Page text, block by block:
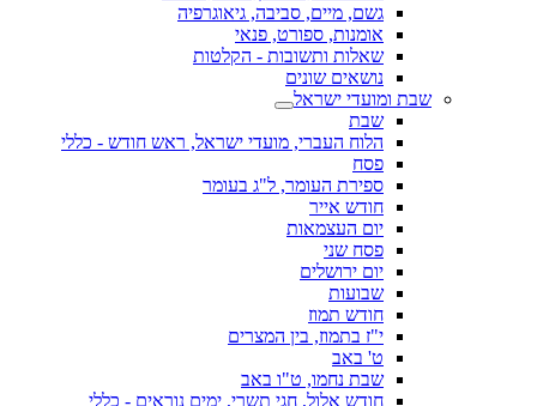
גשם, מיים, סביבה, גיאוגרפיה
אומנות, ספורט, פנאי
שאלות ותשובות - הקלטות
נושאים שונים
שבת ומועדי ישראל
שבת
הלוח העברי, מועדי ישראל, ראש חודש - כללי
פסח
ספירת העומר, ל"ג בעומר
חודש אייר
יום העצמאות
פסח שני
יום ירושלים
שבועות
חודש תמוז
י"ז בתמוז, בין המצרים
ט' באב
שבת נחמו, ט"ו באב
חודש אלול, חגי תשרי, ימים נוראים - כללי